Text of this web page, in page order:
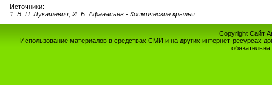
Источники:
1. В. П. Лукашевич, И. Б. Афанасьев - Космические крылья
Copyright Сайт
Использование материалов в средствах СМИ и на других интернет-ресурсах
обязательна.